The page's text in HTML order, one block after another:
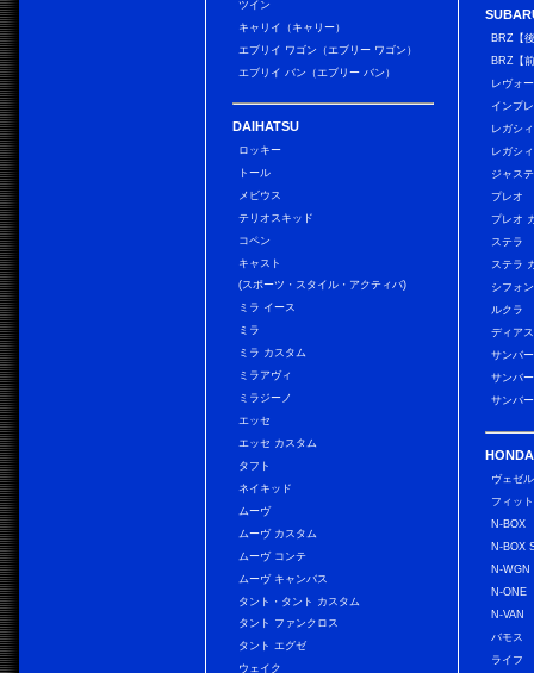
ツイン
キャリイ（キャリー）
エブリイ ワゴン（エブリー ワゴン）
エブリイ バン（エブリー バン）
DAIHATSU
ロッキー
トール
メビウス
テリオスキッド
コペン
キャスト
(スポーツ・スタイル・アクティバ)
ミラ イース
ミラ
ミラ カスタム
ミラアヴィ
ミラジーノ
エッセ
エッセ カスタム
タフト
ネイキッド
ムーヴ
ムーヴ カスタム
ムーヴ コンテ
ムーヴ キャンバス
タント・タント カスタム
タント ファンクロス
タント エグゼ
ウェイク
BRZ【
BRZ【
レヴォ
インプ
レガシ
レガシ
ジャス
プレオ
プレオ
ステラ
ステラ
シフォ
ルクラ
ディア
サンバ
サンバ
サンバ
HONDA
ヴェゼル
フィット
N-BOX
N-BOX
N-WGN
N-ONE
N-VAN
バモス
ライフ